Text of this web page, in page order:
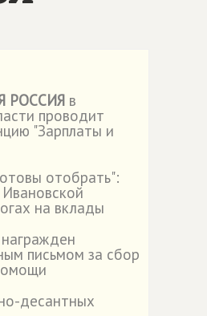
РОССИЯ в
проводит
"Зарплаты и
отобрать":
на вклады
письмом за сбор
десантных